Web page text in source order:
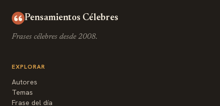
Pensamientos Célebres
Frases célebres desde 2008.
EXPLORAR
Autores
Temas
Frase del día